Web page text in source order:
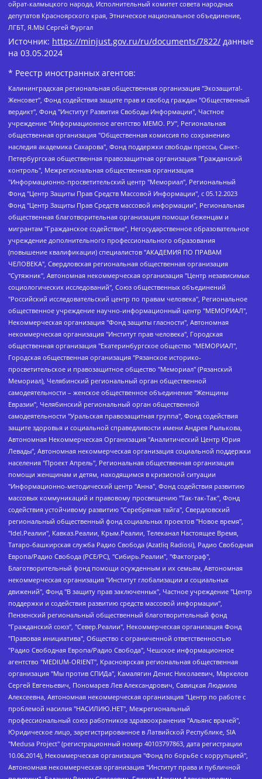
ойрат-калмыцкого народа, Исполнительный комитет совета народных
депутатов Красноярского края, Этническое национальное объединение,
ЛГБТ, Я.МЫ Сергей Фургал
Источник: https://minjust.gov.ru/ru/documents/7822/ данные
на 03.05.2024
* Реестр иностранных агентов:
Калининградская региональная общественная организация "Экозащита!-Женсовет", Фонд содействия защите прав и свобод граждан "Общественный вердикт", Фонд "Институт Развития Свободы Информации", Частное учреждение "Информационное агентство МЕМО. РУ", Региональная общественная организация "Общественная комиссия по сохранению наследия академика Сахарова", Фонд поддержки свободы прессы, Санкт-Петербургская общественная правозащитная организация "Гражданский контроль", Межрегиональная общественная организация "Информационно-просветительский центр "Мемориал", Региональный Фонд "Центр Защиты Прав Средств Массовой Информации", с 05.12.2023 Фонд "Центр Защиты Прав Средств массовой информации", Региональная общественная благотворительная организация помощи беженцам и мигрантам "Гражданское содействие", Негосударственное образовательное учреждение дополнительного профессионального образования (повышение квалификации) специалистов "АКАДЕМИЯ ПО ПРАВАМ ЧЕЛОВЕКА", Свердловская региональная общественная организация "Сутяжник", Автономная некоммерческая организация "Центр независимых социологических исследований", Союз общественных объединений "Российский исследовательский центр по правам человека", Региональное общественное учреждение научно-информационный центр "МЕМОРИАЛ", Некоммерческая организация "Фонд защиты гласности", Автономная некоммерческая организация "Институт прав человека", Городская общественная организация "Екатеринбургское общество "МЕМОРИАЛ", Городская общественная организация "Рязанское историко-просветительское и правозащитное общество "Мемориал" (Рязанский Мемориал), Челябинский региональный орган общественной самодеятельности – женское общественное объединение "Женщины Евразии", Челябинский региональный орган общественной самодеятельности "Уральская правозащитная группа", Фонд содействия защите здоровья и социальной справедливости имени Андрея Рылькова, Автономная Некоммерческая Организация "Аналитический Центр Юрия Левады", Автономная некоммерческая организация социальной поддержки населения "Проект Апрель", Региональная общественная организация помощи женщинам и детям, находящимся в кризисной ситуации "Информационно-методический центр "Анна", Фонд содействия развитию массовых коммуникаций и правовому просвещению "Так-так-Так", Фонд содействия устойчивому развитию "Серебряная тайга", Свердловский региональный общественный фонд социальных проектов "Новое время", "Idel.Реалии", Кавказ.Реалии, Крым.Реалии, Телеканал Настоящее Время, Татаро-башкирская служба Радио Свобода (Azatliq Radiosi), Радио Свободная Европа/Радио Свобода (PCE/PC), "Сибирь.Реалии", "Фактограф", Благотворительный фонд помощи осужденным и их семьям, Автономная некоммерческая организация "Институт глобализации и социальных движений", Фонд "В защиту прав заключенных", Частное учреждение "Центр поддержки и содействия развитию средств массовой информации", Пензенский региональный общественный благотворительный фонд "Гражданский союз", "Север.Реалии", Некоммерческая организация Фонд "Правовая инициатива", Общество с ограниченной ответственностью "Радио Свободная Европа/Радио Свобода", Чешское информационное агентство "MEDIUM-ORIENT", Красноярская региональная общественная организация "Мы против СПИДа", Камалягин Денис Николаевич, Маркелов Сергей Евгеньевич, Пономарев Лев Александрович, Савицкая Людмила Алексеевна, Автономная некоммерческая организация "Центр по работе с проблемой насилия "НАСИЛИЮ.НЕТ", Межрегиональный профессиональный союз работников здравоохранения "Альянс врачей", Юридическое лицо, зарегистрированное в Латвийской Республике, SIA "Medusa Project" (регистрационный номер 40103797863, дата регистрации 10.06.2014), Некоммерческая организация "Фонд по борьбе с коррупцией", Автономная некоммерческая организация "Институт права и публичной политики", Баданин Роман Сергеевич, Гликин Максим Александрович, Железнова Мария Михайловна, Лукьянова Юлия Сергеевна, Маетная Елизавета Витальевна, Маняхин Петр Борисович, Чуракова Ольга Владимировна, Ярош Юлия Петровна, Юридическое лицо "The Insider SIA", зарегистрированное в Риге, Латвийская Республика (дата регистрации 26.06.2015), являющееся администратором доменного имени интернет-издания "The Insider SIA", https://theins.ru, Постернак Алексей Евгеньевич, Рубин Михаил Аркадьевич, Анин Роман Александрович, Юридическое лицо Istories fonds, зарегистрированное в Латвийской Республике (регистрационный номер 50008295751, дата регистрации 24.02.2020), Великовский Дмитрий Александрович, Долинина Ирина Николаевна, Мароховская Алеся Алексеевна, Шлейнов Роман Юрьевич, Шмагун Олеся Валентиновна, Общество с ограниченной ответственностью "Альтаир 2021", Общество с ограниченной ответственностью "Вега 2021", Общество с ограниченной ответственностью "Главный редактор 2021", Общество с ограниченной ответственностью "Ромашки монолит", Важенков Артем Валерьевич, Ивановская областная общественная организация "Центр гендерных исследований", Гурман Юрий Альбертович, Медиапроект "ОВД-Инфо", Егоров Владимир Владимирович, Жилинский Владимир Александрович, Общество с ограниченной ответственностью "ЗП", Иванова София Юрьевна, Карезина Инна Павловна, Кильтау Екатерина Викторовна, Петров Алексей Викторович, Пискунов Сергей Евгеньевич, Смирнов Сергей Сергеевич, Тихонов Михаил Сергеевич, Общество с ограниченной ответственностью "ЖУРНАЛИСТ-ИНОСТРАННЫЙ АГЕНТ", Арапова Галина Юрьевна, Вольтская Татьяна Анатольевна, Американская компания "Mason G.E.S. Anonymous Foundation" (США), являющаяся владельцем интернет-издания https://mnews.world/, Компания "Stichting Bellingcat", зарегистрированная в Нидерландах (дата регистрации 11.07.2018), Захаров Андрей Вячеславович, Клепиковская Екатерина Дмитриевна, Общество с ограниченной ответственностью "МЕМО", Перл Роман Александрович, Симонов Евгений Алексеевич, Соловьева Елена Анатольевна, Сотников Даниил Владимирович, Сурначева Елизавета Дмитриевна, Автономная некоммерческая организация по защите прав человека и информированию населения "Якутия – Наше Мнение", Общество с ограниченной ответственностью "Москоу диджитал медиа", с 26.01.2023 Общество с ограниченной ответственностью "Чайка Белые сады", Ветошкина Валерия Валерьевна, Заговора Максим Александрович, Межрегиональное общественное движение "Российская ЛГБТ - сеть", Оленичев Максим Владимирович, Павлов Иван Юрьевич, Скворцова Елена Сергеевна, Общество с ограниченной ответственностью "Как бы инагент", Кочетков Игорь Викторович, Общество с ограниченной ответственностью "Честные выборы", Еланчик Олег Александрович, Общество с ограниченной ответственностью "Нобелевский призыв", Гималова Регина Эмилевна, Григорьев Андрей Валерьевич, Григорьева Алина Александровна, Ассоциация по содействию защите прав призывников, альтернативнослужащих и военнослужащих "Правозащитная группа "Гражданин.Армия.Право", Хисамова Регина Фаритовна, Автономная некоммерческая организация по реализации социально-правовых программ "Лилит", Дальневосточное общественное движение "Маяк", Санкт-Петербургская ЛГБТ-инициативная группа "Выход", Инициативная группа ЛГБТ+ "Реверс", Алексеев Андрей Викторович, Бекбулатова Таисия Львовна, Беляев Иван Михайлович, Владыкина Елена Сергеевна, Гельман Марат Александрович, Никульшина Вероника Юрьевна, Толоконникова Надежда Андреевна, Шендерович Виктор Анатольевич, Общество с ограниченной ответственностью "Данное сообщение", Общество с ограниченной ответственностью Издательский дом "Новая глава", Айнбиндер Александра Александровна, Московский комьюнити-центр для ЛГБТ+инициатив, Благотворительный фонд развития филантропии, Deutsche Welle (Германия, Kurt-Schumacher-Strasse 3, 53113 Bonn), Борзунова Мария Михайловна, Воробьев Виктор Викторович, Голубева Анна Львовна, Константинова Алла Михайловна, Малкова Ирина Владимировна, Мурадов Мурад Абдулгалимович, Осетинская Елизавета Николаевна, Понасенков Евгений Николаевич, Ганапольский Матвей Юрьевич, Киселев Евгений Алексеевич, Борухович Ирина Григорьевна, Дремин Иван Тимофеевич, Дубровский Дмитрий Викторович, Красноярская региональная общественная организация поддержки и развития альтернативных образовательных технологий и межкультурных коммуникаций "ИНТЕРРА", Маяковская Екатерина Алексеевна, Фейгин Марк Захарович, Филимонов Андрей Викторович, Дзугкоева Регина Николаевна, Доброхотов Роман Александрович, Дудь Юрий Александрович, Елкин Сергей Владимирович, Кругликов Кирилл Игоревич, Сабунаева Мария Леонидовна, Семенов Алексей Владимирович, Шаинян Карен Багратович, Шульман Екатерина Михайловна, Асафьев Артур Валерьевич, Вахштайн Виктор Семенович, Венедиктов Алексей Алексеевич, Лушникова Екатерина Евгеньевна, Волков Леонид Михайлович, Невзоров Александр Глебович, Пархоменко Сергей Борисович, Сироткин Ярослав Николаевич, Кара-Мурза Владимир Владимирович, Баранова Наталья Владимировна, Гозман Леонид Яковлевич, Кагарлицкий Борис Юльевич, Климарев Михаил Валерьевич, Милов Владимир Станиславович, Автономная некоммерческая организация Краснодарский центр современного искусства "Типография", Моргенштерн Алишер Тагирович, Соболь Любовь Эдуардовна, Общество с ограниченной ответственностью "ЛИЗА НОРМ", Каспаров Гарри Кимович, Ходорковский Михаил Борисович, Общество с ограниченной ответственностью "Апрельские тезисы", Данилович Ирина Брониславовна, Кашин Олег Владимирович, Петров Николай Владимирович, Пивоваров Алексей Владимирович, Соколов Михаил Владимирович, Цветкова Юлия Владимировна, Чичваркин Евгений Александрович, Комитет против пыток/Команда против пыток, Общество с ограниченной ответственностью "Первый научный", Общество с ограниченной ответственностью "Вертолет и ко", Белоцерковская Вероника Борисовна, Кац Максим Евгеньевич, Лазарева Татьяна Юрьевна, Шаведдинов Руслан Табризович, Яшин Илья Валерьевич, Общество с ограниченной ответственностью "Иноагент ААВ", Алешковский Дмитрий Петрович, Альбац Евгения Марковна, Быков Дмитрий Львович, Галямина Юлия Евгеньевна, Лойко Сергей Леонидович, Мартынов Кирилл Константинович, Медведев Сергей Александрович, Крашенинников Федор Геннадиевич, Гордеева Катерина Вл